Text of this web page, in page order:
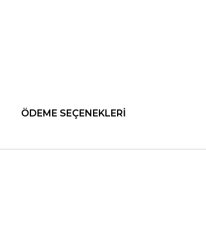
ÖDEME SEÇENEKLERI